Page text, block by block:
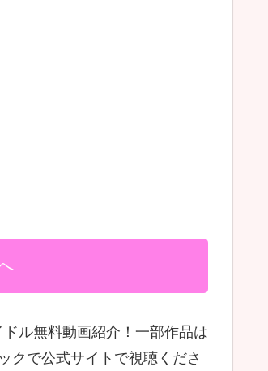
ル無料動画紹介！一部作品は
クで公式サイトで視聴くださ